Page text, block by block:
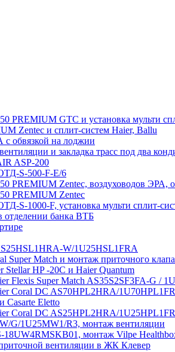
PREMIUM GTC и установка мульти
Zentec и сплит-систем Haier, Ballu
обвязкой на лоджии
и закладка трасс под два
ASP-200
S-500-F-E/6
PREMIUM Zentec, воздуховодов ЭРА,
PREMIUM Zentec
S-1000-F, установка мульти сплит-
банка ВТБ
W/1U25HSL1FRA
Super Match и монтаж приточного
Stellar HP -20С и Haier Quantum
Flexis Super Match AS35S2SF3FA-G /
Coral DC AS70HPL2HRA/
Casarte Eletto
Coral DC AS25HPL2HRA/
G/1U25MW1/R3, монтаж вентиляции
18UW4RMSKB01, монтаж Vilpe
вентиляции в ЖК Клевер